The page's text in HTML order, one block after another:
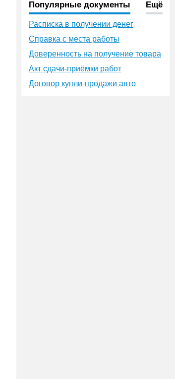
Популярные документы Ещё
Расписка в получении денег
Справка с места работы
Доверенность на получение товара
Акт сдачи-приёмки работ
Договор купли-продажи авто